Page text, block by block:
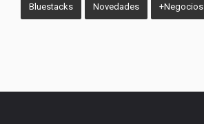
Bluestacks Novedades +Negocios